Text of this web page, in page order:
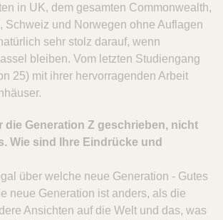
in UK, dem gesamten Commonwealth,
Schweiz und Norwegen ohne Auflagen
sehr stolz darauf, wenn
bleiben. Vom letzten Studiengang
25) mit ihrer hervorragenden Arbeit
die Generation Z geschrieben, nicht
Wie sind Ihre Eindrücke und
über welche neue Generation - Gutes
neue Generation ist anders, als die
Ansichten auf die Welt und das, was